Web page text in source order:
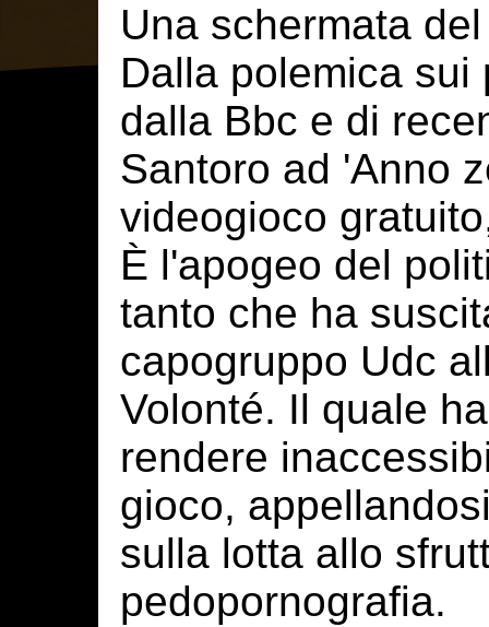
Una schermata
Dalla polemica
dalla Bbc e di
Santoro ad 'Anno
videogioco
È l'apogeo del
tanto che ha
capogruppo Udc
Volonté. Il quale
rendere
gioco,
sulla lotta allo
pedopornografia.